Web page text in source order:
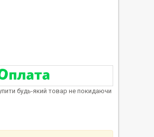
будь-який товар не покидаючи